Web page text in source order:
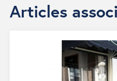
Articles